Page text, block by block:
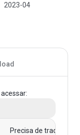
2023-04
Precisa de tradução